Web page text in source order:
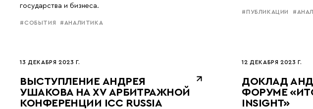
государства и бизнеса.
#СОБЫТИЯ #АНАЛИТИКА
#ПУБЛИКАЦИИ
13 ДЕКАБРЯ 2023 Г.
ВЫСТУПЛЕНИЕ АНДРЕЯ
УШАКОВА НА XV АРБИТРАЖНОЙ
КОНФЕРЕНЦИИ ICC RUSSIA
12 ДЕКАБРЯ 2023 Г.
ДОКЛАД
ФОРУМЕ
INSIGHT»